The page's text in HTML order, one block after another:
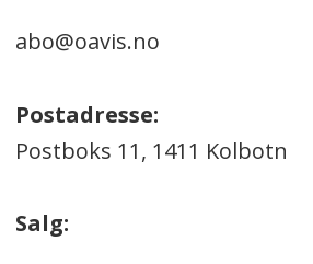
abo@oavis.no
Postadresse:
Postboks 11, 1411 Kolbotn
Salg: